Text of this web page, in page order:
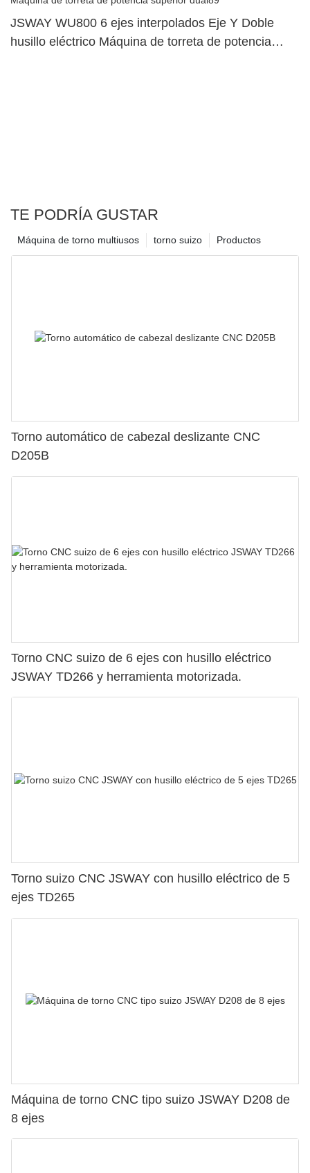
JSWAY WU800 6 ejes interpolados Eje Y Doble
husillo eléctrico Máquina de torreta de potencia
TE PODRÍA GUSTAR
Productos
torno suizo
Máquina de torno multiusos
Torno automático de cabezal deslizante CNC
D205B
Torno CNC suizo de 6 ejes con husillo eléctrico
JSWAY TD266 y herramienta motorizada.
Torno suizo CNC JSWAY con husillo eléctrico de 5
ejes TD265
Máquina de torno CNC tipo suizo JSWAY D208 de
8 ejes